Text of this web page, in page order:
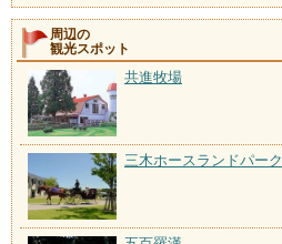
周辺の
観光スポット
共進牧場
三木ホースランドパーク